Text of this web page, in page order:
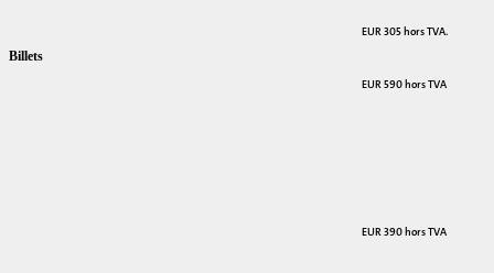
EUR 305 hors TVA.
EUR 590 hors TVA
EUR 390 hors TVA
Billets